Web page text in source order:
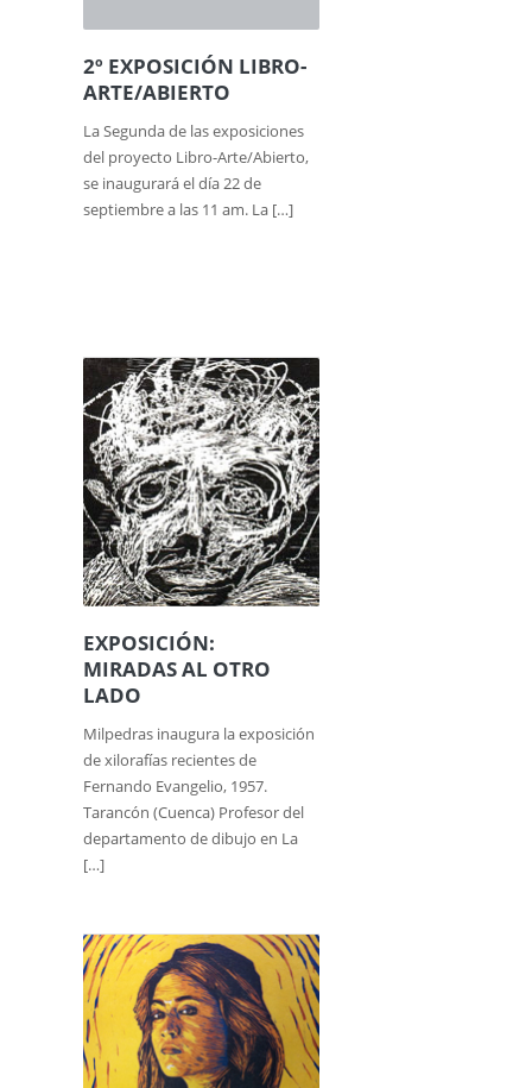
2º EXPOSICIÓN LIBRO-
ARTE/ABIERTO
La Segunda de las exposiciones
del proyecto Libro-Arte/Abierto,
se inaugurará el día 22 de
septiembre a las 11 am. La […]
EXPOSICIÓN:
MIRADAS AL OTRO
LADO
Milpedras inaugura la exposición
de xilorafías recientes de
Fernando Evangelio, 1957.
Tarancón (Cuenca) Profesor del
departamento de dibujo en La
[…]